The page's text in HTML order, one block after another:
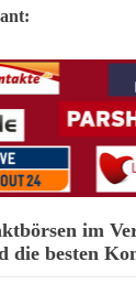
im
die besten